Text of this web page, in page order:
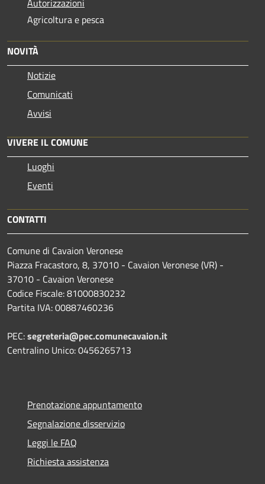
Autorizzazioni
Agricoltura e pesca
NOVITÀ
Notizie
Comunicati
Avvisi
VIVERE IL COMUNE
Luoghi
Eventi
CONTATTI
Comune di Cavaion Veronese
Piazza Fracastoro, 8, 37010 - Cavaion Veronese (VR) -
37010 - Cavaion Veronese
Codice Fiscale: 81000830232
Partita IVA: 00887460236
PEC:segreteria@pec.comunecavaion.it
Centralino Unico: 0456265713
Prenotazione appuntamento
Segnalazione disservizio
Leggi le FAQ
Richiesta assistenza